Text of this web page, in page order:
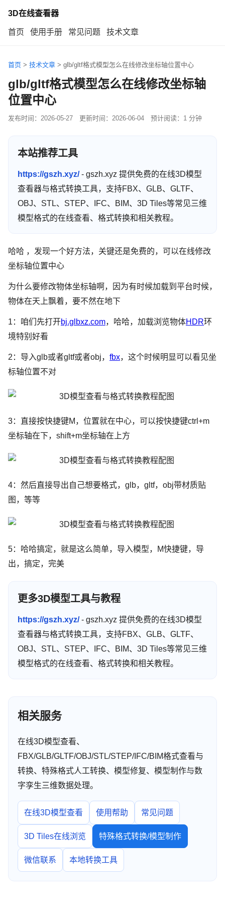
3D在线查看器
首页 使用手册 常见问题 技术文章
首页 > 技术文章 > glb/gltf格式模型怎么在线修改坐标轴位置中心
glb/gltf格式模型怎么在线修改坐标轴
位置中心
发布时间： 2026-05-27 更新时间： 2026-06-04 预计阅读：1 分钟
本站推荐工具
https://gszh.xyz/- gszh.xyz 提供免费的在线3D模型
查看器与格式转换工具，支持FBX、GLB、GLTF、
OBJ、STL、STEP、IFC、BIM、3D Tiles等常见三维
模型格式的在线查看、格式转换和相关教程。
哈哈 ，发现一个好方法，关键还是免费的，可以在线修改
坐标轴位置中心
为什么要修改物体坐标轴啊，因为有时候加载到平台时候，
物体在天上飘着，要不然在地下
1：咱们先打开bj.glbxz.com，哈哈，加载浏览物体HDR环
境特别好看
2：导入glb或者gltf或者obj， fbx，这个时候明显可以看见坐
标轴位置不对
3：直接按快捷键M，位置就在中心，可以按快捷键ctrl+m
坐标轴在下，shift+m坐标轴在上方
4：然后直接导出自己想要格式，glb，gltf，obj带材质贴
图，等等
5：哈哈搞定，就是这么简单，导入模型，M快捷键，导
出，搞定，完美
更多3D模型工具与教程
https://gszh.xyz/- gszh.xyz 提供免费的在线3D模型
查看器与格式转换工具，支持FBX、GLB、GLTF、
OBJ、STL、STEP、IFC、BIM、3D Tiles等常见三维
模型格式的在线查看、格式转换和相关教程。
相关服务
在线3D模型查看、
FBX/GLB/GLTF/OBJ/STL/STEP/IFC/BIM格式查看与
转换、特殊格式人工转换、模型修复、模型制作与数
字孪生三维数据处理。
在线3D模型查看 使用帮助 常见问题
3D Tiles在线浏览 特殊格式转换/模型制作
微信联系 本地转换工具